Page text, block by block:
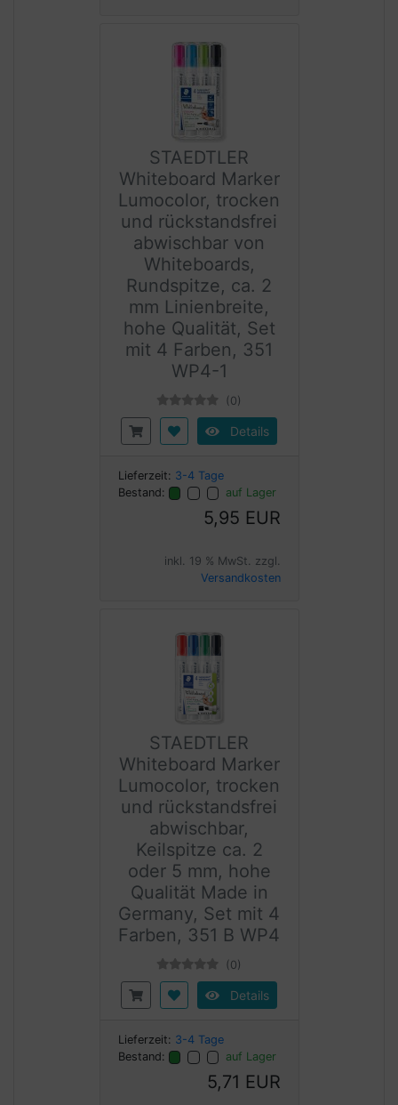
STAEDTLER
Whiteboard Marker
Lumocolor, trocken
und rückstandsfrei
abwischbar von
Whiteboards,
Rundspitze, ca. 2
mm Linienbreite,
hohe Qualität, Set
mit 4 Farben, 351
WP4-1
(0)
Details
Lieferzeit: 3-4 Tage
Bestand:
auf Lager
5,95 EUR
inkl. 19 % MwSt. zzgl.
Versandkosten
STAEDTLER
Whiteboard Marker
Lumocolor, trocken
und rückstandsfrei
abwischbar,
Keilspitze ca. 2
oder 5 mm, hohe
Qualität Made in
Germany, Set mit 4
Farben, 351 B WP4
(0)
Details
Lieferzeit: 3-4 Tage
Bestand:
auf Lager
5,71 EUR